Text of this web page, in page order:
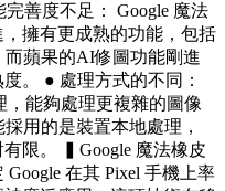
善度不足： Google 魔法
擁有更成熟的功能，包括
蘋果的AI修圖功能剛進
。 ● 處理方式的不同：
，能夠處理更複雜的圖像
用的是裝置本地處理，
限。 ▍Google 魔法橡皮
在其 Pixel 手機上率